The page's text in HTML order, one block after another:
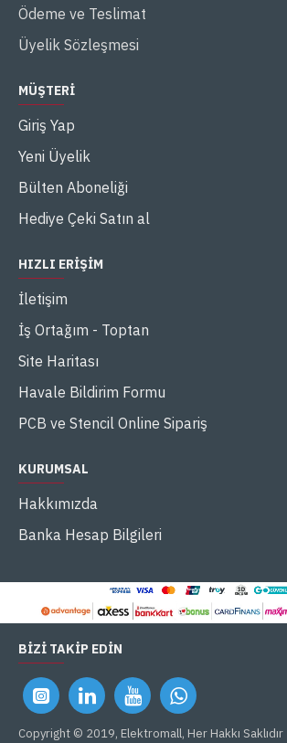
Ödeme ve Teslimat
Üyelik Sözleşmesi
MÜŞTERI
Giriş Yap
Yeni Üyelik
Bülten Aboneliği
Hediye Çeki Satın al
HIZLI ERIŞIM
İletişim
İş Ortağım - Toptan
Site Haritası
Havale Bildirim Formu
PCB ve Stencil Online Sipariş
KURUMSAL
Hakkımızda
Banka Hesap Bilgileri
BIZI TAKIP EDIN
Copyright © 2019, Elektromall, Her Hakkı Saklıdır